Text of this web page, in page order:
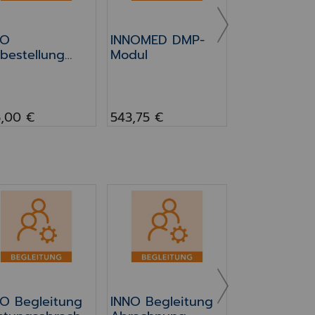
€
INNOMED DMP-
Modul
543,75 €
Begleitung Leistungsabrechnung
Begleitung
INNO Begleitung Abrechnung
INNO Begleitung